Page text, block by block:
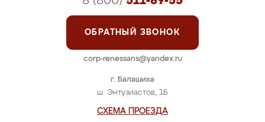
г. Балашиха
ш. Энтузиастов, 1Б
СХЕМА ПРОЕЗДА
ОБРАТНЫЙ ЗВОНОК
corp-renessans@yandex.ru